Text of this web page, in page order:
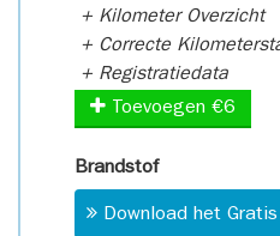
+ Kilometer Overzicht
+ Correcte
+ Registratiedata
Toevoegen €6
Brandstof
Download het